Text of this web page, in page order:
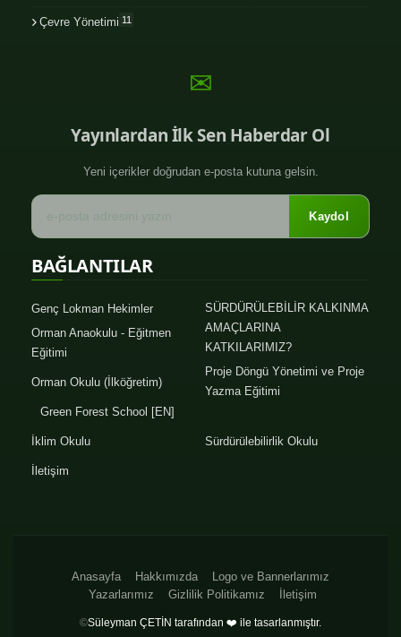
Çevre Yönetimi 11
✉
Yayınlardan İlk Sen Haberdar Ol
Yeni içerikler doğrudan e-posta kutuna gelsin.
Kaydol
BAĞLANTILAR
Genç Lokman Hekimler
SÜRDÜRÜLEBİLİR KALKINMA
AMAÇLARINA
KATKILARIMIZ?
Orman Anaokulu - Eğitmen
Eğitimi
Proje Döngü Yönetimi ve Proje
Yazma Eğitimi
Orman Okulu (İlköğretim)
Green Forest School [EN]
İklim Okulu Sürdürülebilirlik Okulu
İletişim
Anasayfa Hakkımızda
Logo ve Bannerlarımız
Yazarlarımız
Gizlilik Politikamız İletişim
©Süleyman ÇETİN tarafından ❤️ ile tasarlanmıştır.